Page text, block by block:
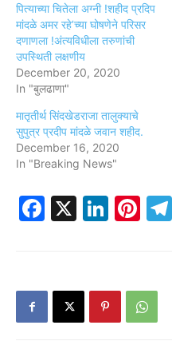
पित्याच्या चितेला अग्नी !शहीद प्रदिप
मांदळे अमर रहे’च्या घोषणेने परिसर
दणाणला !अंत्यविधीला तरुणांची
उपस्थिती लक्षणीय
December 20, 2020
In "बुलढाणा"
मातृतीर्थ सिंदखेडराजा तालुक्याचे
सुपुत्र प्रदीप मांदळे जवान शहीद.
December 16, 2020
In "Breaking News"
Facebook
X